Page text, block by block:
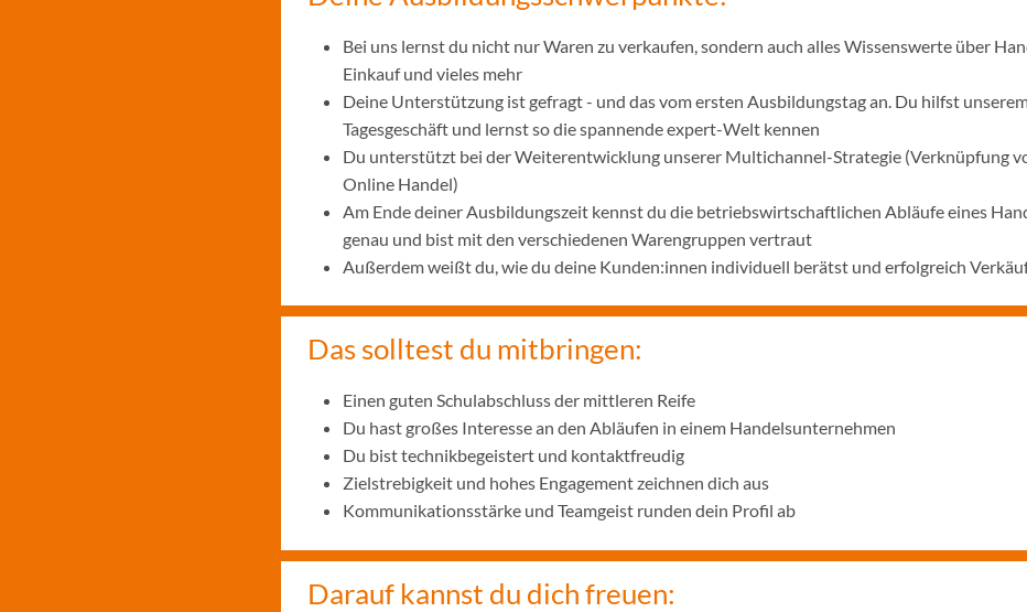
Bei uns lernst du nicht nur Waren zu verkaufen, sondern auch alles Wissenswerte über
Einkauf und vieles mehr
Deine Unterstützung ist gefragt - und das vom ersten Ausbildungstag an. Du hilfst
Tagesgeschäft und lernst so die spannende expert-Welt kennen
Du unterstützt bei der Weiterentwicklung unserer Multichannel-Strategie (Verknüpfung
Online Handel)
Am Ende deiner Ausbildungszeit kennst du die betriebswirtschaftlichen Abläufe eines
genau und bist mit den verschiedenen Warengruppen vertraut
Außerdem weißt du, wie du deine Kunden:innen individuell berätst und erfolgreich
Das solltest du mitbringen:
Einen guten Schulabschluss der mittleren Reife
Du hast großes Interesse an den Abläufen in einem Handelsunternehmen
Du bist technikbegeistert und kontaktfreudig
Zielstrebigkeit und hohes Engagement zeichnen dich aus
Kommunikationsstärke und Teamgeist runden dein Profil ab
Darauf kannst du dich freuen: